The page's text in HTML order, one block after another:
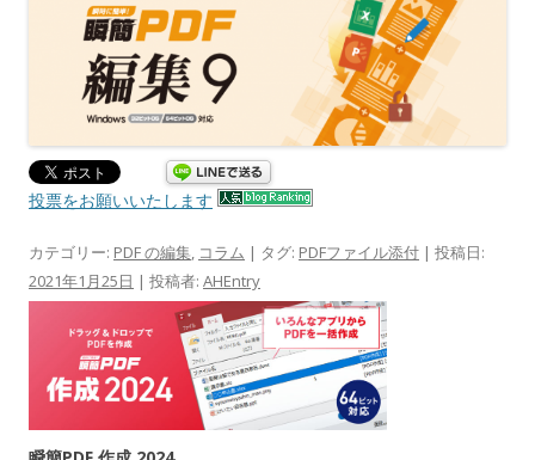
投票をお願いいたします
カテゴリー: PDF の編集 コラム | タグ: PDFファイル添付 | 投稿日:
2021年1月25日 | 投稿者: AHEntry